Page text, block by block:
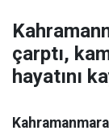
çarptı,
hayatını